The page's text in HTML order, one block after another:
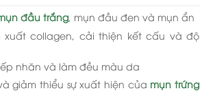
đầu trắng, mụn đầu đen và mụn ẩn
xuất collagen, cải thiện kết cấu và độ
nhăn và làm đều màu da
giảm thiểu sự xuất hiện của mụn trứng